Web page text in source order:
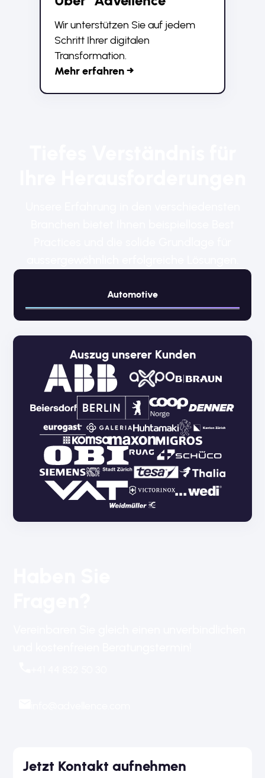
Wir unterstützen Sie auf jedem
Schritt Ihrer digitalen
Transformation.
Mehr erfahren →
Automotive
Auszug unserer Kunden
Jetzt Kontakt aufnehmen